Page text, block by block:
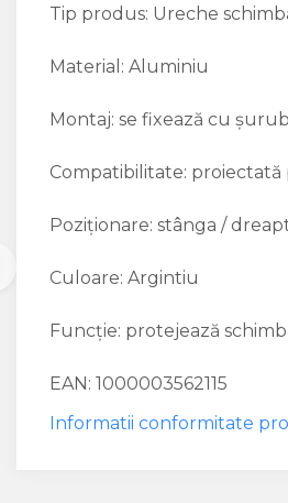
Tip produs: Ureche
Material: Aluminiu
Montaj: se fixează cu
Compatibilitate:
Poziționare: stânga /
Culoare: Argintiu
Funcție: protejează
EAN: 1000003562115
Informatii conformitate